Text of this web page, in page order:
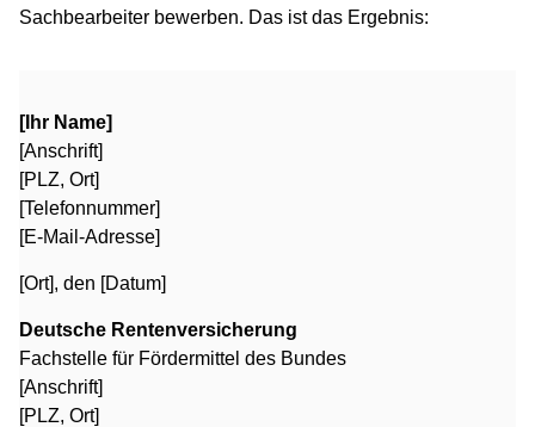
Sachbearbeiter bewerben. Das ist das Ergebnis:
[Ihr Name]
[Anschrift]
[PLZ, Ort]
[Telefonnummer]
[E-Mail-Adresse]
[Ort], den [Datum]
Deutsche Rentenversicherung
Fachstelle für Fördermittel des Bundes
[Anschrift]
[PLZ, Ort]